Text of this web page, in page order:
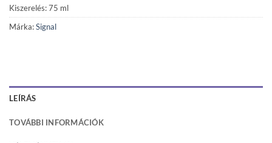
Kiszerelés: 75 ml
Márka:Signal
LEÍRÁS
TOVÁBBI INFORMÁCIÓK